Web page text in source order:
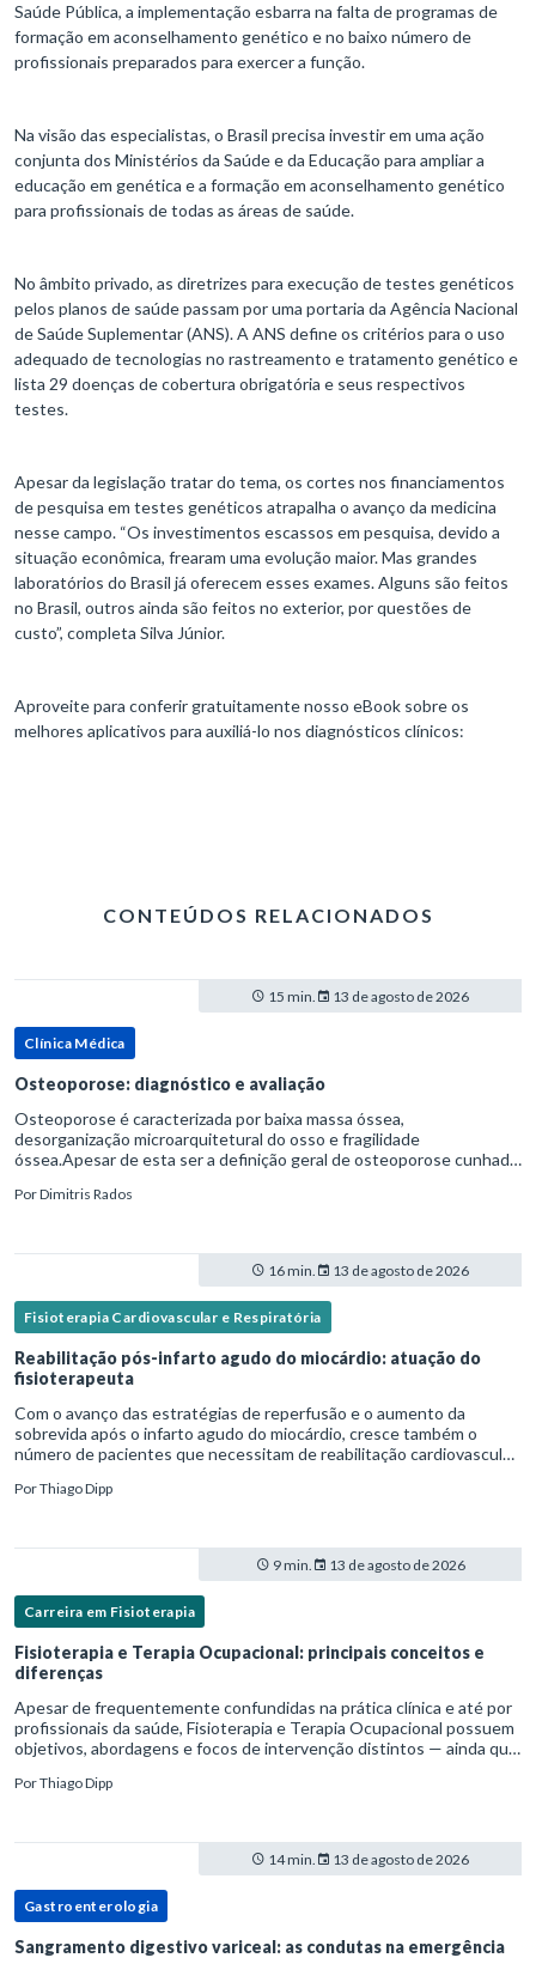
Saúde Pública, a implementação esbarra na falta de programas de
formação em aconselhamento genético e no baixo número de
profissionais preparados para exercer a função.
Na visão das especialistas, o Brasil precisa investir em uma ação
conjunta dos Ministérios da Saúde e da Educação para ampliar a
educação em genética e a formação em aconselhamento genético
para profissionais de todas as áreas de saúde.
No âmbito privado, as diretrizes para execução de testes genéticos
pelos planos de saúde passam por uma portaria da Agência Nacional
de Saúde Suplementar (ANS). A ANS define os critérios para o uso
adequado de tecnologias no rastreamento e tratamento genético e
lista 29 doenças de cobertura obrigatória e seus respectivos
testes.
Apesar da legislação tratar do tema, os cortes nos financiamentos
de pesquisa em testes genéticos atrapalha o avanço da medicina
nesse campo. “Os investimentos escassos em pesquisa, devido a
situação econômica, frearam uma evolução maior. Mas grandes
laboratórios do Brasil já oferecem esses exames. Alguns são feitos
no Brasil, outros ainda são feitos no exterior, por questões de
custo”, completa Silva Júnior.
Aproveite para conferir gratuitamente nosso eBook sobre os
melhores aplicativos para auxiliá-lo nos diagnósticos clínicos:
CONTEÚDOS RELACIONADOS
15 min. 13 de agosto de 2026
Clínica Médica
Osteoporose: diagnóstico e avaliação
Osteoporose é caracterizada por baixa massa óssea,
desorganização microarquitetural do osso e fragilidade
óssea.Apesar de esta ser a definição geral de osteoporose cunhada
patofisiológico, e não c
PorDimitris Rados
16 min. 13 de agosto de 2026
Fisioterapia Cardiovascular e Respiratória
Reabilitação pós-infarto agudo do miocárdio: atuação do
fisioterapeuta
Com o avanço das estratégias de reperfusão e o aumento da
sobrevida após o infarto agudo do miocárdio, cresce também o
número de pacientes que necessitam de reabilitação cardiovascular
PorThiago Dipp
9 min. 13 de agosto de 2026
Carreira em Fisioterapia
Fisioterapia e Terapia Ocupacional: principais conceitos e
diferenças
Apesar de frequentemente confundidas na prática clínica e até por
profissionais da saúde, Fisioterapia e Terapia Ocupacional possuem
objetivos, abordagens e focos de intervenção distintos — ainda que
PorThiago Dipp
14 min. 13 de agosto de 2026
Gastroenterologia
Sangramento digestivo variceal: as condutas na emergência